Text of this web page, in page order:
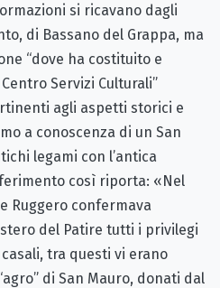
si ricavano dagli
di Bassano del Grappa, ma
“dove ha costituito e
Servizi Culturali”
agli aspetti storici e
a conoscenza di un San
legami con l’antica
così riporta: «Nel
Ruggero confermava
del Patire tutti i privilegi
tra questi vi erano
di San Mauro, donati dal